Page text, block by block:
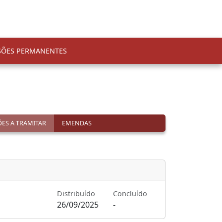
PERMANENTES
A TRAMITAR EMENDAS
Distribuído Concluído
26/09/2025 -